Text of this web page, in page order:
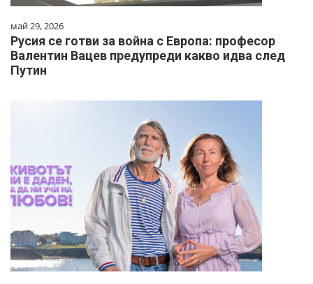
май 29, 2026
Русия се готви за война с Европа: професор
Валентин Вацев предупреди какво идва след
Путин